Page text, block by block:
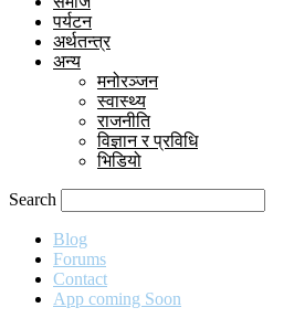
पर्यटन
अर्थतन्त्र
अन्य
मनोरञ्जन
स्वास्थ्य
राजनीति
विज्ञान र प्रविधि
भिडियो
Search
Blog
Forums
Contact
App coming Soon